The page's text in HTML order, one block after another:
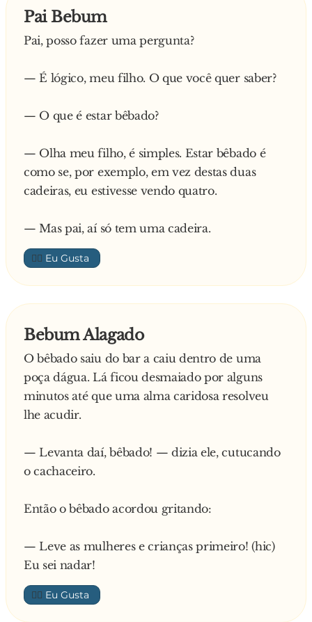
Pai Bebum
Pai, posso fazer uma pergunta?
— É lógico, meu filho. O que você quer saber?
— O que é estar bêbado?
— Olha meu filho, é simples. Estar bêbado é
como se, por exemplo, em vez destas duas
cadeiras, eu estivesse vendo quatro.
— Mas pai, aí só tem uma cadeira.
👍🏼
Bebum Alagado
O bêbado saiu do bar a caiu dentro de uma
poça dágua. Lá ficou desmaiado por alguns
minutos até que uma alma caridosa resolveu
lhe acudir.
— Levanta daí, bêbado! — dizia ele, cutucando
o cachaceiro.
Então o bêbado acordou gritando:
— Leve as mulheres e crianças primeiro! (hic)
Eu sei nadar!
👍🏼